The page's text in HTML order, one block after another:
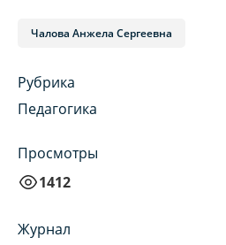
Чалова Анжела Сергеевна
Рубрика
Педагогика
Просмотры
1412
Журнал